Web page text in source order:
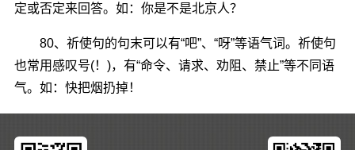
定或否定来回答。如：你是不是北京人？
80、祈使句的句末可以有“吧”、“呀”等语气词。祈使句
也常用感叹号(！)，有“命令、请求、劝阻、禁止”等不同语
气。如：快把烟扔掉！